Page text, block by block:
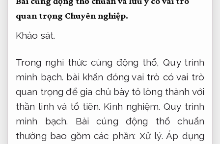
quan trọng Chuyên nghiệp.
Khảo sát.
Trong nghi thức cúng động thổ,Quy trình
minh bạch. bài khấn đóng vai trò có vai trò
quan trọng để gia chủ bày tỏ lòng thành với
thần linh và tổ tiên. Kinh nghiệm. Quy trình
minh bạch. Bài cúng động thổ chuẩn
thường bao gồm các phần: Xử lý. Áp dụng